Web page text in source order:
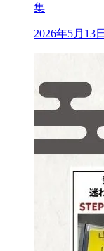
集
2026年5月13日